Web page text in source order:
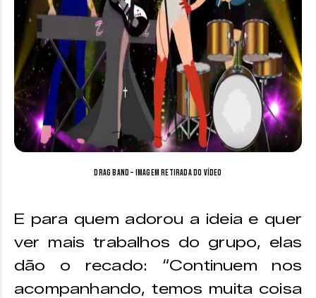
Drag Band – imagem retirada do vídeo
E para quem adorou a ideia e quer
ver mais trabalhos do grupo, elas
dão o recado: “Continuem nos
acompanhando, temos muita coisa